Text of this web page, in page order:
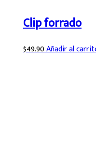
Clip forrado
$49.90Añadir al